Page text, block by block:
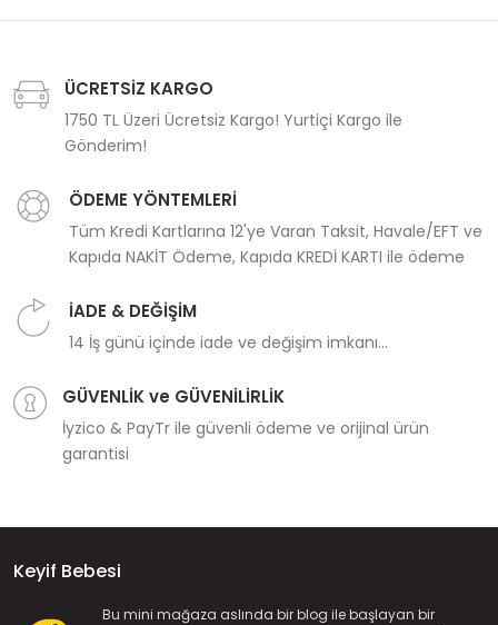
ÜCRETSİZ KARGO
1750 TL Üzeri Ücretsiz Kargo! Yurtiçi Kargo ile
Gönderim!
ÖDEME YÖNTEMLERİ
Tüm Kredi Kartlarına 12'ye Varan Taksit, Havale/EFT ve
Kapıda NAKİT Ödeme, Kapıda KREDİ KARTI ile ödeme
İADE & DEĞİŞİM
14 İş günü içinde iade ve değişim imkanı...
GÜVENLİK ve GÜVENİLİRLİK
İyzico & PayTr ile güvenli ödeme ve orijinal ürün
garantisi
Keyif Bebesi
Bu mini mağaza aslında bir blog ile başlayan bir